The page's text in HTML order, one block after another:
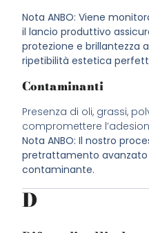
Nota ANBO: Viene
il lancio produttivo
protezione e brillantezza
ripetibilità estetica
Contaminanti
Presenza di oli, grassi,
compromettere
Nota ANBO: Il nostro
pretrattamento avanzato
contaminante.
D